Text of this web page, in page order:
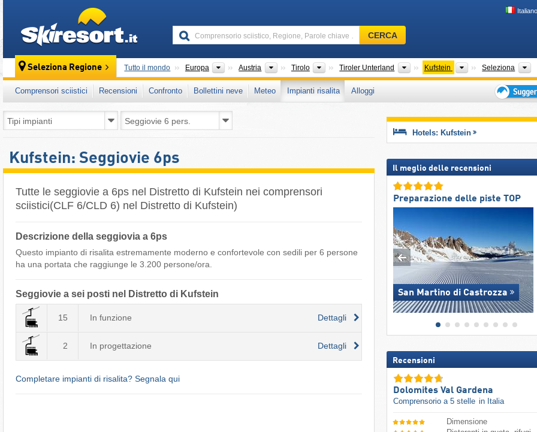
Italiano
Comprensorio
sciistico,
Parole
chiave
…
CERCA
Seleziona Regione Tutto il mondo Europa Continenti
Austria PaesiTirolo Stati federati (Bundesländer)
Tiroler Unterland Grandi regioni
Kufstein Distretti
Seleziona
Comprensori sciistici Recensioni Confronto Bollettini neve Meteo Impianti risalita
Alloggi
per
Kufstein: Seggiovie 6ps
Tutte le seggiovie a 6ps nel Distretto di Kufstein nei comprensori
sciistici(CLF 6/CLD 6) nel Distretto di Kufstein)
Descrizione della seggiovia a 6ps
Questo impianto di risalita estremamente moderno e confortevole con sedili per 6 persone
ha una portata che raggiunge le 3.200 persone/ora.
Seggiovie a sei posti nel Distretto di Kufstein
15 In funzione Dettagli
2 In progettazione Dettagli
Completare impianti di risalita? Segnala qui
Hotels: Kufstein
Il meglio delle recensioni
Preparazione delle piste TOP
San Martino di Castrozza
Recensioni
Dolomites Val Gardena
Comprensorio a 5 stelle in Italia
Dimensione